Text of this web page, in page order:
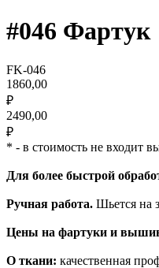
#046
FK-046
1860,00
₽
2490,00
₽
* - в стоимость не входит
Для более быстрой
Ручная работа. Шьется на
Цены на фартуки и
О ткани: качественная